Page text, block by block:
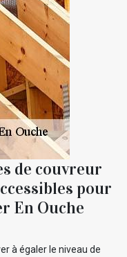
de couvreur
pour
En Ouche
à égaler le niveau de